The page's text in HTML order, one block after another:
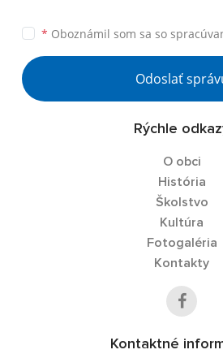
* Oboznámil som sa so
Odoslať
Rýchle
O obci
História
Školstvo
Kultúra
Fotogaléria
Kontakty
Kontaktné